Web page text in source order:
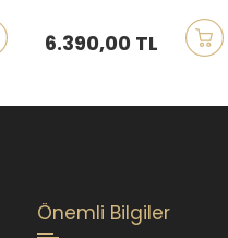
6.390,00 TL
Önemli Bilgiler